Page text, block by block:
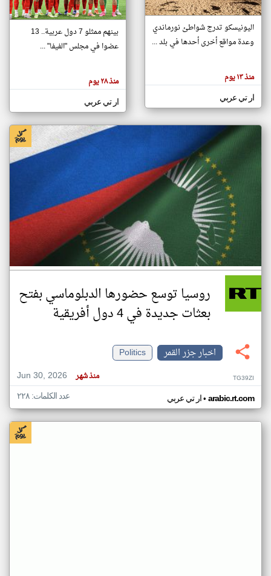
تغيير الدولة
اخبار جزر القمر على مدار الساعة
أهم اخبار جزر القمر العاجلة والمباشرة
هنا عن
وجهة
كاتبيها.
اليونيسكو تدرج شواطئ نورماندي
وعدة مواقع أخرى أحدها في بلد ...
منذ ١٣ يوم
ار تي عربي
بينهم ممثلو 7 دول عربية.. 13
عضوا في مجلس "الفيفا" ...
منذ ٢٨ يوم
ار تي عربي
روسيا توسع حضورها الدبلوماسي بفتح
بعثات جديدة في 4 دول أفريقية
اخبار جزر القمر
Politics
Jun 30, 2026
منذ شهر TG39ZI
ار تي عربي• arabic.rt.com عدد الكلمات: ٢٢٨
klyoum.com